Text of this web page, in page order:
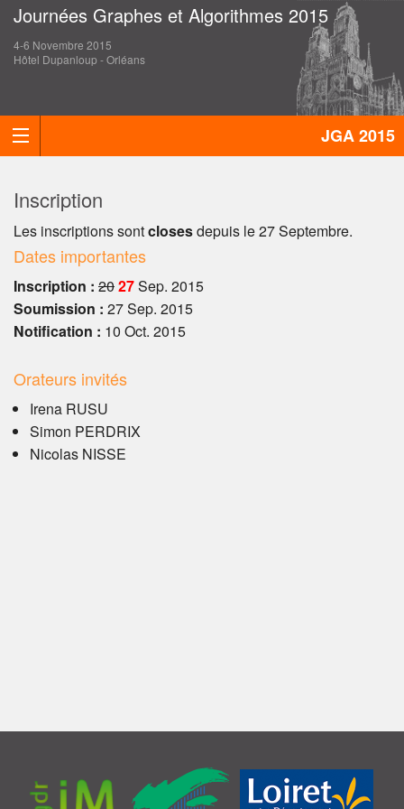
Journées Graphes et Algorithmes 2015
4-6 Novembre 2015
Hôtel Dupanloup - Orléans
JGA 2015
Inscription
Les inscriptions sontclosesdepuis le 27 Septembre.
Dates importantes
Inscription : 2027Sep. 2015
Soumission : 27 Sep. 2015
Notification : 10 Oct. 2015
Orateurs invités
Irena RUSU
Simon PERDRIX
Nicolas NISSE